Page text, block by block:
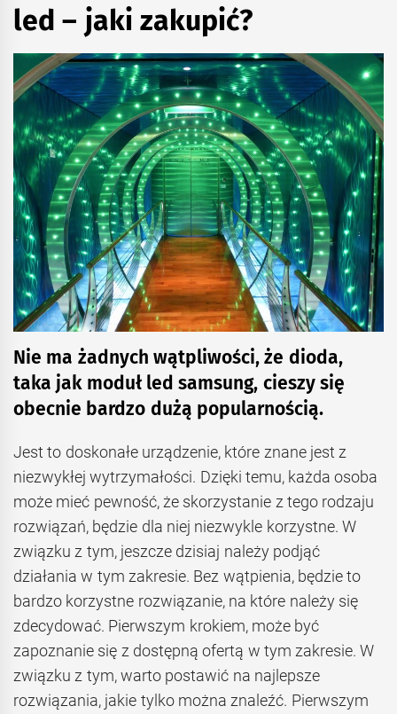
led – jaki zakupić?
Nie ma żadnych wątpliwości, że dioda,
taka jak moduł led samsung, cieszy się
obecnie bardzo dużą popularnością.
Jest to doskonałe urządzenie, które znane jest z
niezwykłej wytrzymałości. Dzięki temu, każda osoba
może mieć pewność, że skorzystanie z tego rodzaju
rozwiązań, będzie dla niej niezwykle korzystne. W
związku z tym, jeszcze dzisiaj należy podjąć
działania w tym zakresie. Bez wątpienia, będzie to
bardzo korzystne rozwiązanie, na które należy się
zdecydować. Pierwszym krokiem, może być
zapoznanie się z dostępną ofertą w tym zakresie. W
związku z tym, warto postawić na najlepsze
rozwiązania, jakie tylko można znaleźć. Pierwszym